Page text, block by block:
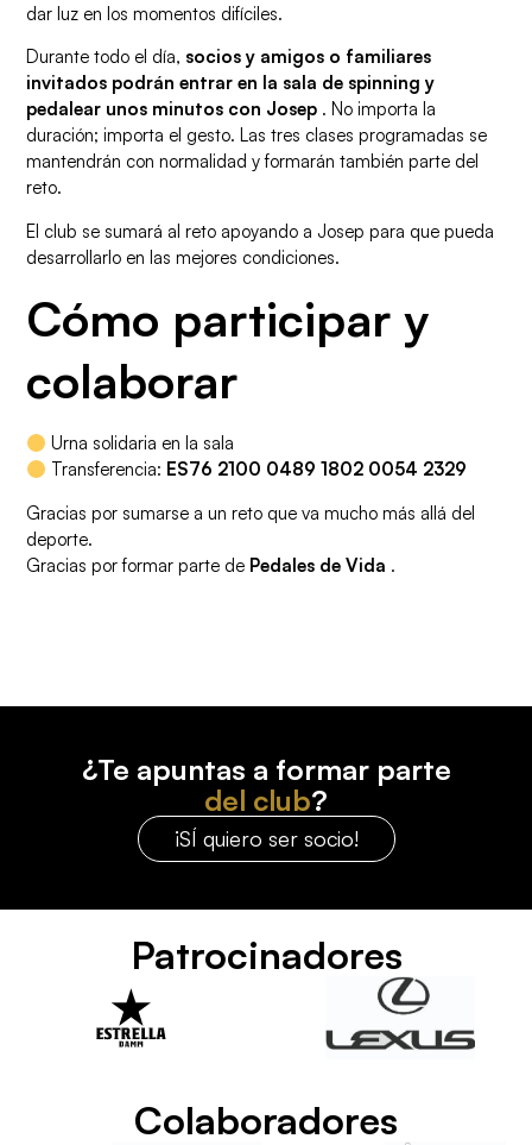
dar luz en los momentos difíciles.
Durante todo el día, socios y amigos o familiares
invitados podrán entrar en la sala de spinning y
pedalear unos minutos con Josep . No importa la
duración; importa el gesto. Las tres clases programadas se
mantendrán con normalidad y formarán también parte del
reto.
El club se sumará al reto apoyando a Josep para que pueda
desarrollarlo en las mejores condiciones.
Cómo participar y
colaborar
Urna solidaria en la sala
Transferencia: ES76 2100 0489 1802 0054 2329
Gracias por sumarse a un reto que va mucho más allá del
deporte.
Gracias por formar parte de Pedales de Vida .
¿Te apuntas a formar parte
del club?
¡SÍ quiero ser socio!
Patrocinadores
Colaboradores